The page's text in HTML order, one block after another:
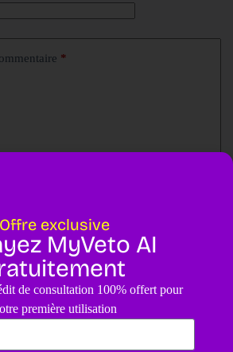
*
Offre exclusive
MyVeto AI
de consultation 100% offert pour
première utilisation